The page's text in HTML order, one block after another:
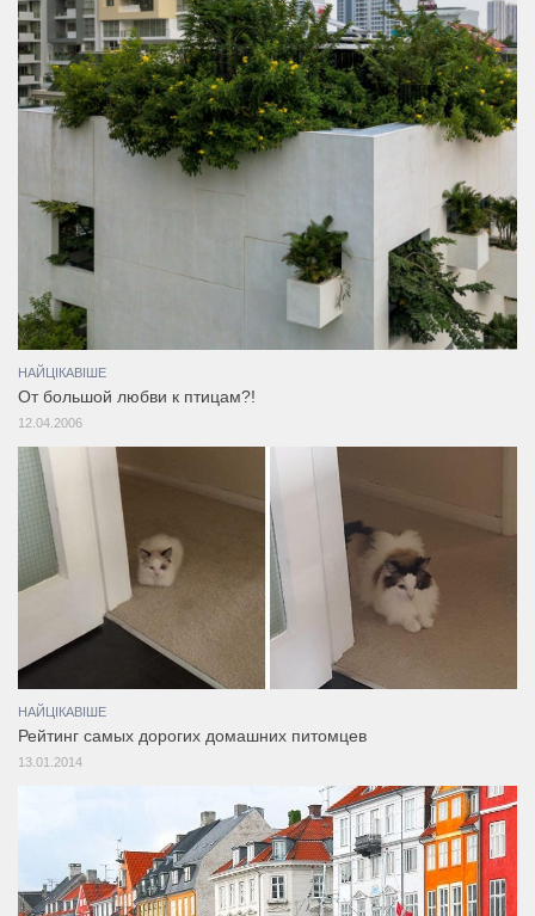
НАЙЦІКАВІШЕ
От большой любви к птицам?!
12.04.2006
НАЙЦІКАВІШЕ
Рейтинг самых дорогих домашних питомцев
13.01.2014